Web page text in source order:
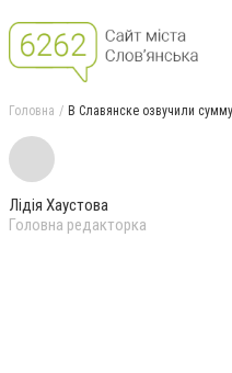
Головна В Славянске озвучили
Лідія Хаустова
Головна редакторка